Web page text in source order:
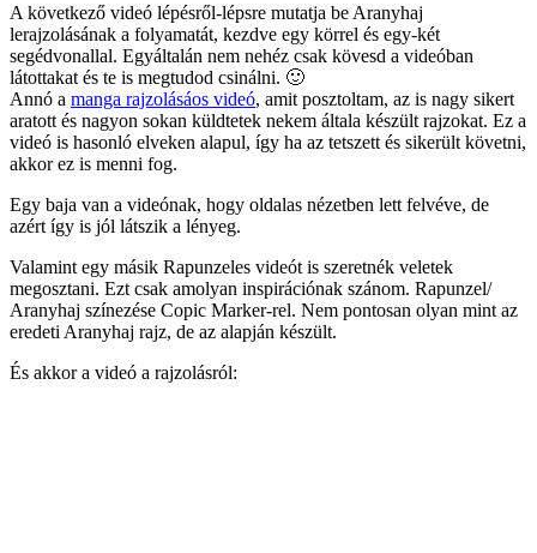
A következő videó lépésről-lépsre mutatja be Aranyhaj
lerajzolásának a folyamatát, kezdve egy körrel és egy-két
segédvonallal. Egyáltalán nem nehéz csak kövesd a videóban
látottakat és te is megtudod csinálni. 🙂
Annó a manga rajzolásáos videó, amit posztoltam, az is nagy sikert
aratott és nagyon sokan küldtetek nekem általa készült rajzokat. Ez a
videó is hasonló elveken alapul, így ha az tetszett és sikerült követni,
akkor ez is menni fog.
Egy baja van a videónak, hogy oldalas nézetben lett felvéve, de
azért így is jól látszik a lényeg.
Valamint egy másik Rapunzeles videót is szeretnék veletek
megosztani. Ezt csak amolyan inspirációnak szánom. Rapunzel/
Aranyhaj színezése Copic Marker-rel. Nem pontosan olyan mint az
eredeti Aranyhaj rajz, de az alapján készült.
És akkor a videó a rajzolásról: